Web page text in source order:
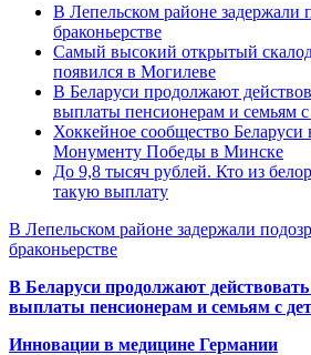
В Лепельском районе задержали
браконьерстве
Самый высокий открытый
появился в Могилеве
В Беларуси продолжают
выплаты пенсионерам и семьям с
Хоккейное сообщество
Монументу Победы в Минске
До 9,8 тысяч рублей. Кто из
такую выплату
В Лепельском районе задержали
браконьерстве
В Беларуси продолжают
выплаты пенсионерам и семьям с
Инновации в медицине Германии